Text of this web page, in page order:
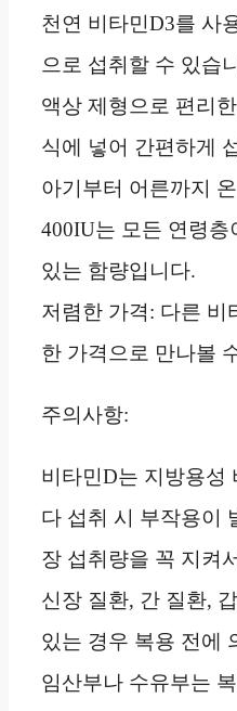
천연 비타민D3를 사
으로 섭취할 수 있습
액상 제형으로 편리
식에 넣어 간편하게
아기부터 어른까지
400IU는 모든 연령
있는 함량입니다.
저렴한 가격: 다른 비
한 가격으로 만나볼
주의사항:
비타민D는 지방용성
다 섭취 시 부작용이
장 섭취량을 꼭 지켜
신장 질환, 간 질환,
있는 경우 복용 전에
임산부나 수유부는